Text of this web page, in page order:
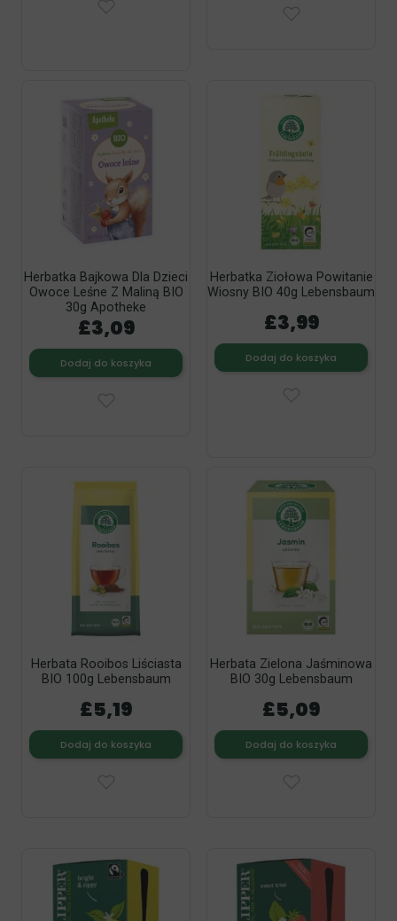
Herbatka Bajkowa Dla Dzieci
Owoce Leśne Z Maliną BIO
30g Apotheke
£3,09
Dodaj do koszyka
Herbatka Ziołowa Powitanie
Wiosny BIO 40g Lebensbaum
£3,99
Dodaj do koszyka
Herbata Rooibos Liściasta
BIO 100g Lebensbaum
£5,19
Dodaj do koszyka
Herbata Zielona Jaśminowa
BIO 30g Lebensbaum
£5,09
Dodaj do koszyka